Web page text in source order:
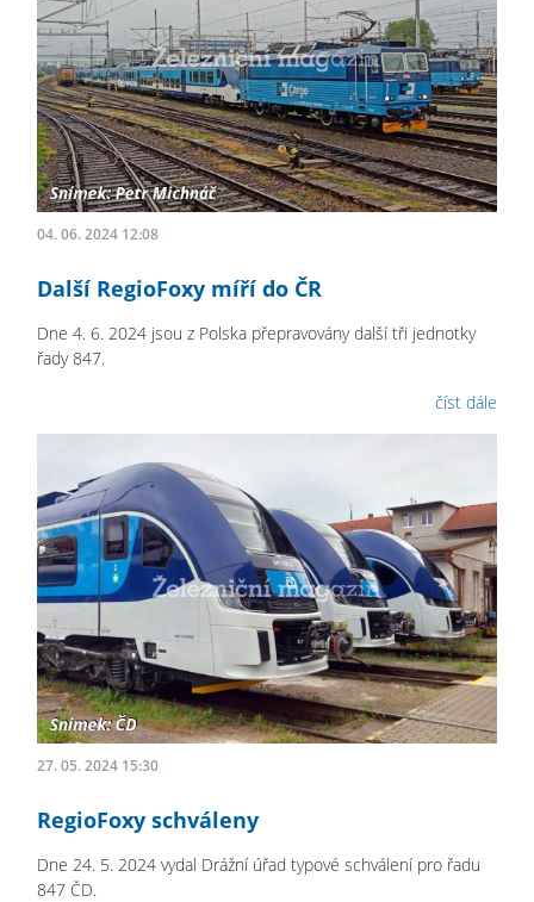
04. 06. 2024 12:08
Další RegioFoxy míří do ČR
Dne 4. 6. 2024 jsou z Polska přepravovány další tři jednotky
řady 847.
číst dále
27. 05. 2024 15:30
RegioFoxy schváleny
Dne 24. 5. 2024 vydal Drážní úřad typové schválení pro řadu
847 ČD.